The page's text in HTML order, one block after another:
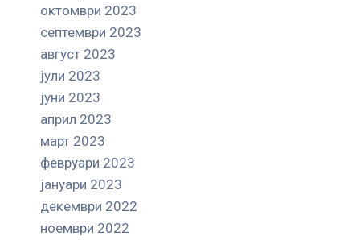
октомври 2023
септември 2023
август 2023
јули 2023
јуни 2023
април 2023
март 2023
февруари 2023
јануари 2023
декември 2022
ноември 2022